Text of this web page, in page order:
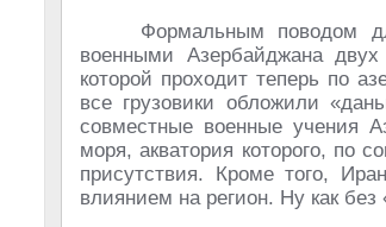
Формальным поводом
военными Азербайджана
которой проходит теперь по
все грузовики обложили
совместные военные учения
моря, акватория которого, по
присутствия. Кроме того,
влиянием на регион. Ну как